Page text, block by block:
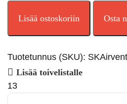
Lisää ostoskoriin Osta
Tuotetunnus (SKU): SKAirvent
Lisää toivelistalle
13